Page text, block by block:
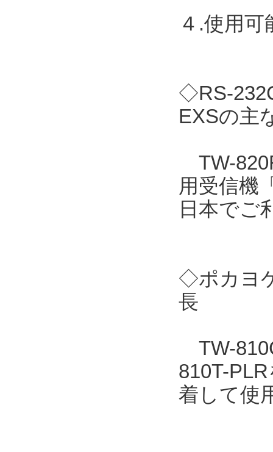
４.使用
◇RS-
EXSの主
TW-
用受信機
日本でご
◇ポカヨ
長
TW-
810T-
着して使